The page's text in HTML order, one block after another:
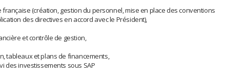
(création, gestion du personnel, mise en place des conventions
des directives en accord avec le Président),
et contrôle de gestion,
tableaux et plans de financements,
des investissements sous SAP